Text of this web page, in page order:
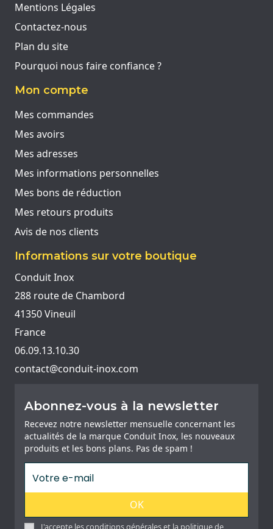
Mentions Légales
Contactez-nous
Plan du site
Pourquoi nous faire confiance ?
Mon compte
Mes commandes
Mes avoirs
Mes adresses
Mes informations personnelles
Mes bons de réduction
Mes retours produits
Avis de nos clients
Informations sur votre boutique
Conduit Inox
288 route de Chambord
41350 Vineuil
France
06.09.13.10.30
contact@conduit-inox.com
Abonnez-vous à la newsletter
Recevez notre newsletter mensuelle concernant les
actualités de la marque Conduit Inox, les nouveaux
produits et les bons plans. Pas de spam !
OK
J'accepte les conditions générales et la politique de